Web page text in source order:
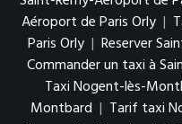
Aéroport de Paris Orly |
Paris Orly | Reserver
Commander un taxi à
Taxi Nogent-lès-
Montbard | Tarif taxi